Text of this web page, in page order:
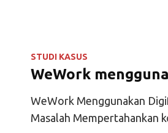
STUDI KASUS
WeWork
WeWork Menggunakan
Masalah Mempertahankan